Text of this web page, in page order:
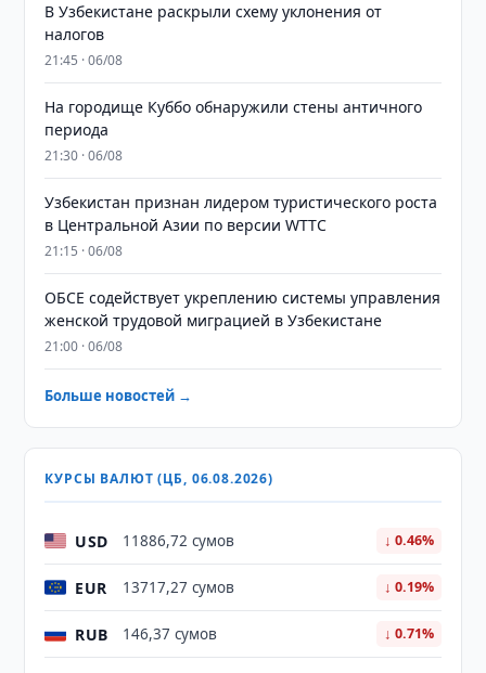
В Узбекистане раскрыли схему уклонения от
налогов
21:45 · 06/08
На городище Куббо обнаружили стены античного
периода
21:30 · 06/08
Узбекистан признан лидером туристического роста
в Центральной Азии по версии WTTC
21:15 · 06/08
ОБСЕ содействует укреплению системы управления
женской трудовой миграцией в Узбекистане
21:00 · 06/08
Больше новостей →
КУРСЫ ВАЛЮТ (ЦБ, 06.08.2026)
USD 11886,72 сумов ↓ 0.46%
EUR 13717,27 сумов ↓ 0.19%
RUB 146,37 сумов ↓ 0.71%